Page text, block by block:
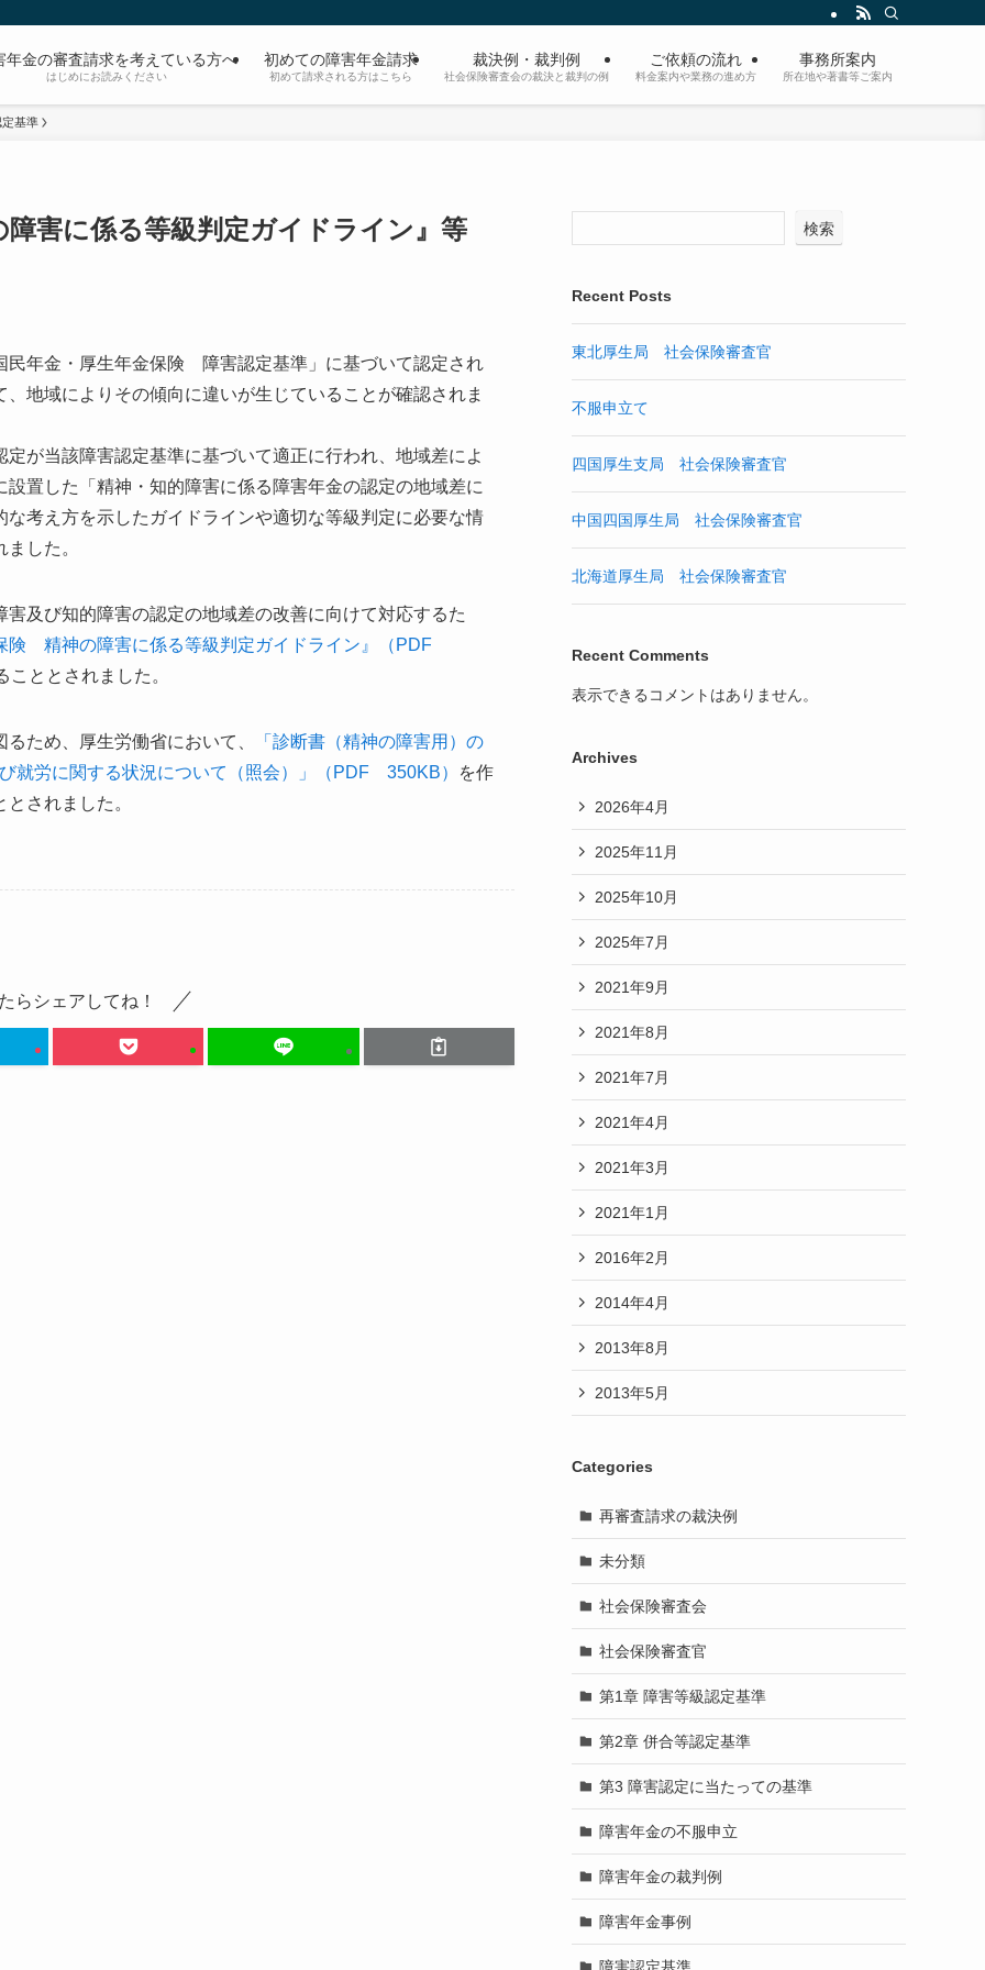
年金の審査請求を考えている方へ
はじめにお読みください
初めての障害年金請求
初めて請求される方はこちら
裁決例・裁判例
社会保険審査会の裁決と裁判の例
ご依頼の流れ
料金案内や業務の進め方
事務所案内
所在地や著書等ご案内
基準
害に係る等級判定ガイドライン』等
民年金・厚生年金保険 障害認定基準」に基づいて認定され
地域によりその傾向に違いが生じていることが確認されま
が当該障害認定基準に基づいて適正に行われ、地域差によ
置した「精神・知的障害に係る障害年金の認定の地域差に
考え方を示したガイドラインや適切な等級判定に必要な情
した。
及び知的障害の認定の地域差の改善に向けて対応するた
険 精神の障害に係る等級判定ガイドライン』（PDF
ととされました。
ため、厚生労働省において、
「診断書（精神の障害用）の
就労に関する状況について（照会）」（PDF 350KB）
を作
されました。
らシェアしてね！
検索
Recent Posts
東北厚生局 社会保険審査官
不服申立て
四国厚生支局 社会保険審査官
中国四国厚生局 社会保険審査官
北海道厚生局 社会保険審査官
Recent Comments
表示できるコメントはありません。
Archives
2026年4月
2025年11月
2025年10月
2025年7月
2021年9月
2021年8月
2021年7月
2021年4月
2021年3月
2021年1月
2016年2月
2014年4月
2013年8月
2013年5月
Categories
再審査請求の裁決例
未分類
社会保険審査会
社会保険審査官
第1章 障害等級認定基準
第2章 併合等認定基準
第3 障害認定に当たっての基準
障害年金の不服申立
障害年金の裁判例
障害年金事例
障害認定基準